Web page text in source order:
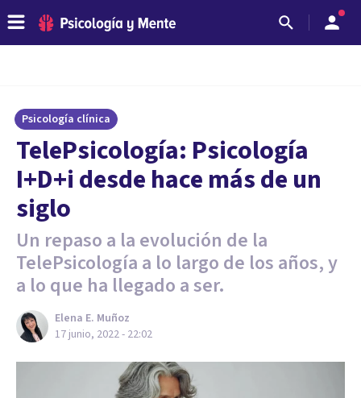
Psicología clínica
TelePsicología: Psicología
I+D+i desde hace más de un
siglo
Un repaso a la evolución de la
TelePsicología a lo largo de los años, y
a lo que ha llegado a ser.
Elena E. Muñoz
17 junio, 2022 - 22:02